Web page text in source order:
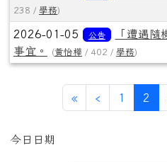
238 / 學務)
2026-01-05 公告
「遭遇
事宜。
(黃怡樺 / 402 / 學務)
«第一頁
‹上一頁
1 2 (
左邊區域內容
今日日期